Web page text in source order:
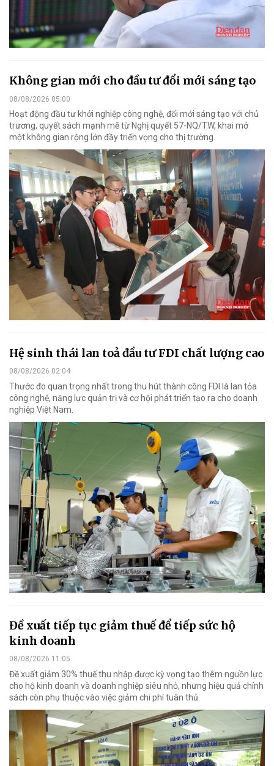
Không gian mới cho đầu tư đổi mới sáng tạo
08/08/2026 05:00
Hoạt động đầu tư khởi nghiệp công nghệ, đổi mới sáng tạo với chủ
trương, quyết sách mạnh mẽ từ Nghị quyết 57-NQ/TW, khai mở
một không gian rộng lớn đầy triển vọng cho thị trường.
Hệ sinh thái lan toả đầu tư FDI chất lượng cao
08/08/2026 02:04
Thước đo quan trọng nhất trong thu hút thành công FDI là lan tỏa
công nghệ, năng lực quản trị và cơ hội phát triển tạo ra cho doanh
nghiệp Việt Nam.
Đề xuất tiếp tục giảm thuế để tiếp sức hộ
kinh doanh
08/08/2026 11:05
Đề xuất giảm 30% thuế thu nhập được kỳ vọng tạo thêm nguồn lực
cho hộ kinh doanh và doanh nghiệp siêu nhỏ, nhưng hiệu quả chính
sách còn phụ thuộc vào việc giảm chi phí tuân thủ.